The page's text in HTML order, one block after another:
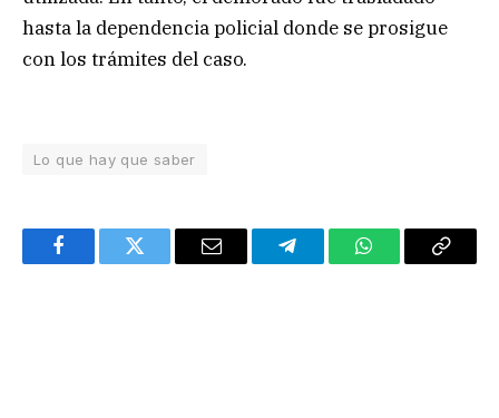
hasta la dependencia policial donde se prosigue
con los trámites del caso.
Lo que hay que saber
FacebookTwitter Email TelegramWhatsAppCopy